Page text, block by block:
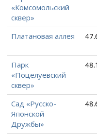
«Комсомольский
сквер»
Платановая аллея
Парк
«Поцелуевский
сквер»
Сад «Русско-
Японской
Дружбы»